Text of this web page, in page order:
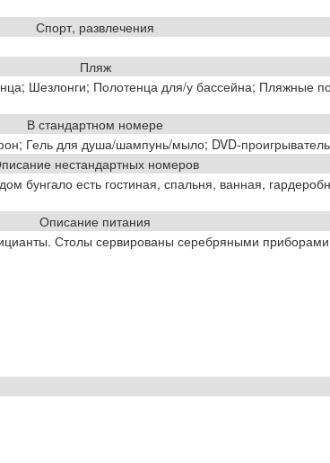
Спорт, развлечения
Пляж
Шезлонги; Полотенца для/у бассейна; Пляжные
В стандартном номере
Гель для душа/шампунь/мыло; DVD-
нестандартных номеров
бунгало есть гостиная, спальня, ванная,
Описание питания
Столы сервированы серебряными